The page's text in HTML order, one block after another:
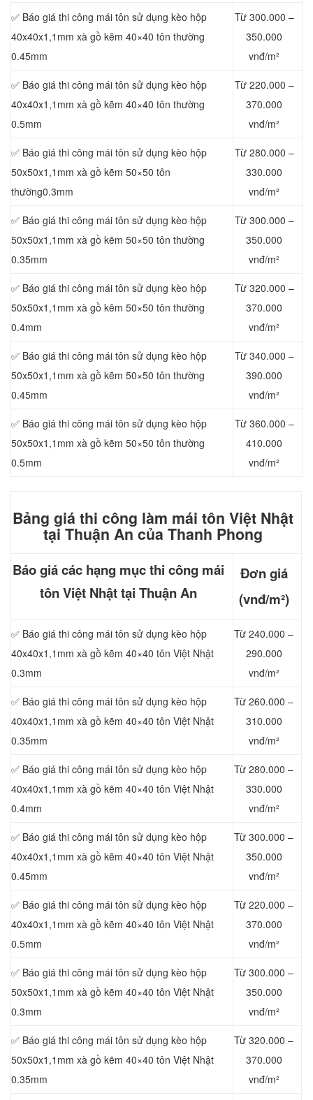
✅ Báo giá thi công mái tôn sử dụng kèo hộp
40x40x1,1mm xà gồ kẽm 40×40 tôn thường
0.45mm
Từ 300.000 –
350.000
vnđ/m²
✅ Báo giá thi công mái tôn sử dụng kèo hộp
40x40x1,1mm xà gồ kẽm 40×40 tôn thường
0.5mm
Từ 220.000 –
370.000
vnđ/m²
✅ Báo giá thi công mái tôn sử dụng kèo hộp
50x50x1,1mm xà gồ kẽm 50×50 tôn
thường0.3mm
Từ 280.000 –
330.000
vnđ/m²
✅ Báo giá thi công mái tôn sử dụng kèo hộp
50x50x1,1mm xà gồ kẽm 50×50 tôn thường
0.35mm
Từ 300.000 –
350.000
vnđ/m²
✅ Báo giá thi công mái tôn sử dụng kèo hộp
50x50x1,1mm xà gồ kẽm 50×50 tôn thường
0.4mm
Từ 320.000 –
370.000
vnđ/m²
✅ Báo giá thi công mái tôn sử dụng kèo hộp
50x50x1,1mm xà gồ kẽm 50×50 tôn thường
0.45mm
Từ 340.000 –
390.000
vnđ/m²
✅ Báo giá thi công mái tôn sử dụng kèo hộp
50x50x1,1mm xà gồ kẽm 50×50 tôn thường
0.5mm
Từ 360.000 –
410.000
vnđ/m²
Bảng giá thi công làm mái tôn Việt Nhật
tại Thuận An của Thanh Phong
Báo giá các hạng mục thi công mái
tôn Việt Nhật tại Thuận An
Đơn giá
(vnđ/m²)
✅ Báo giá thi công mái tôn sử dụng kèo hộp
40x40x1,1mm xà gồ kẽm 40×40 tôn Việt Nhật
0.3mm
Từ 240.000 –
290.000
vnđ/m²
✅ Báo giá thi công mái tôn sử dụng kèo hộp
40x40x1,1mm xà gồ kẽm 40×40 tôn Việt Nhật
0.35mm
Từ 260.000 –
310.000
vnđ/m²
✅ Báo giá thi công mái tôn sử dụng kèo hộp
40x40x1,1mm xà gồ kẽm 40×40 tôn Việt Nhật
0.4mm
Từ 280.000 –
330.000
vnđ/m²
✅ Báo giá thi công mái tôn sử dụng kèo hộp
40x40x1,1mm xà gồ kẽm 40×40 tôn Việt Nhật
0.45mm
Từ 300.000 –
350.000
vnđ/m²
✅ Báo giá thi công mái tôn sử dụng kèo hộp
40x40x1,1mm xà gồ kẽm 40×40 tôn Việt Nhật
0.5mm
Từ 220.000 –
370.000
vnđ/m²
✅ Báo giá thi công mái tôn sử dụng kèo hộp
50x50x1,1mm xà gồ kẽm 40×40 tôn Việt Nhật
0.3mm
Từ 300.000 –
350.000
vnđ/m²
✅ Báo giá thi công mái tôn sử dụng kèo hộp
50x50x1,1mm xà gồ kẽm 40×40 tôn Việt Nhật
0.35mm
Từ 320.000 –
370.000
vnđ/m²